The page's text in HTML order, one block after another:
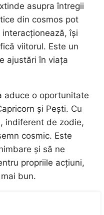
asupra întregii
din cosmos pot
își
viitorul. Este un
ajustări în viața
aduce o oportunitate
și Pești. Cu
indiferent de zodie,
cosmic. Este
și să ne
propriile acțiuni,
bun.